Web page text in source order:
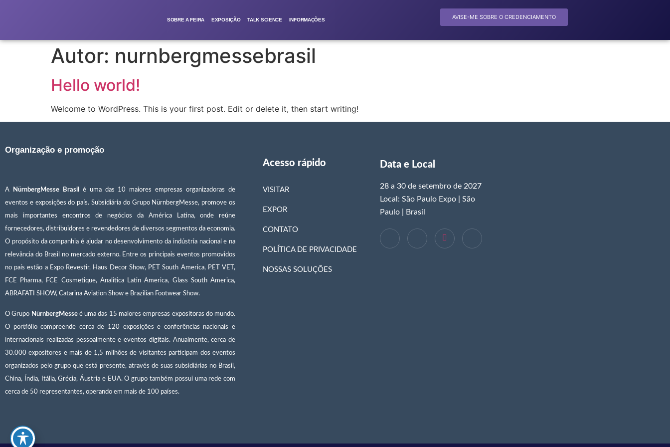
SOBRE A FEIRA EXPOSIÇÃO TALK SCIENCE INFORMAÇÕES AVISE-ME SOBRE O CREDENCIAMENTO
Autor: nurnbergmessebrasil
Hello world!
Welcome to WordPress. This is your first post. Edit or delete it, then start writing!
Organização e promoção
A NürnbergMesse Brasil
é uma das 10 maiores empresas organizadoras de
eventos e exposições do país. Subsidiária do Grupo NürnbergMesse, promove os
mais importantes encontros de negócios da América Latina, onde reúne
fornecedores, distribuidores e revendedores de diversos segmentos da economia.
O propósito da companhia é ajudar no desenvolvimento da indústria nacional e na
relevância do Brasil no mercado externo. Entre os principais eventos promovidos
no país estão a Expo Revestir, Haus Decor Show, PET South America, PET VET,
FCE Pharma, FCE Cosmetique, Analitica Latin America, Glass South America,
ABRAFATI SHOW, Catarina Aviation Show e Brazilian Footwear Show.
O Grupo NürnbergMesseé uma das 15 maiores empresas expositoras do mundo.
O portfólio compreende cerca de 120 exposições e conferências nacionais e
internacionais realizadas pessoalmente e eventos digitais. Anualmente, cerca de
30.000 expositores e mais de 1,5 milhões de visitantes participam dos eventos
organizados pelo grupo que está presente, através de suas subsidiárias no Brasil,
China, Índia, Itália, Grécia, Áustria e EUA. O grupo também possui uma rede com
cerca de 50 representantes, operando em mais de 100 países.
Acesso rápido
VISITAR
EXPOR
CONTATO
POLÍTICA DE PRIVACIDADE
NOSSAS SOLUÇÕES
Data e Local
28 a 30 de setembro de 2027
Local: São Paulo Expo | São
Paulo | Brasil